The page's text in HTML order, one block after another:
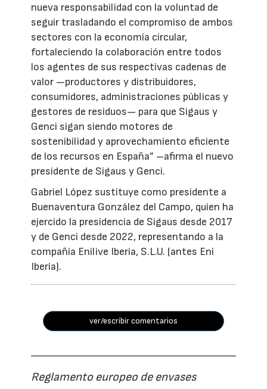
nueva responsabilidad con la voluntad de
seguir trasladando el compromiso de ambos
sectores con la economía circular,
fortaleciendo la colaboración entre todos
los agentes de sus respectivas cadenas de
valor —productores y distribuidores,
consumidores, administraciones públicas y
gestores de residuos— para que Sigaus y
Genci sigan siendo motores de
sostenibilidad y aprovechamiento eficiente
de los recursos en España” –afirma el nuevo
presidente de Sigaus y Genci.
Gabriel López sustituye como presidente a
Buenaventura González del Campo, quien ha
ejercido la presidencia de Sigaus desde 2017
y de Genci desde 2022, representando a la
compañía Enilive Iberia, S.L.U. (antes Eni
Iberia).
ver/escribir comentarios
Reglamento europeo de envases